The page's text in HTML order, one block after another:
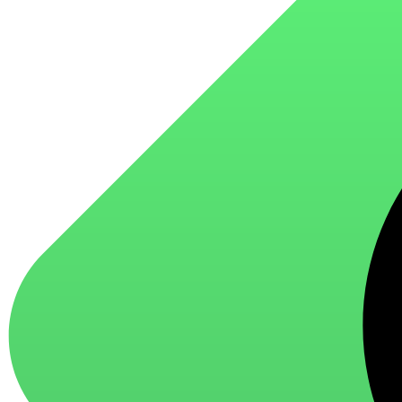
для ароматизации и нейтрализации запахов
для стирки и ухода за тканями
для ковров и текстильных изделий
специализированные чистящие средства
универсальные чистящие средства
дезинфицирующие средства
Автохимия и автокосметика
автоэмали
аэрозольные смазки